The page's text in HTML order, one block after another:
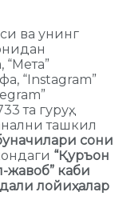
ва унинг
“Instagram”
та гуруҳ,
ташкил
сони
“Қуръон
жавоб” каби
лойиҳалар